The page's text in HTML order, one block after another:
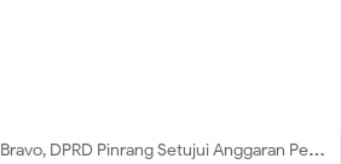
Bravo, DPRD Pinrang Setujui Anggaran Penanganan Covid-19, Ini Nilainya